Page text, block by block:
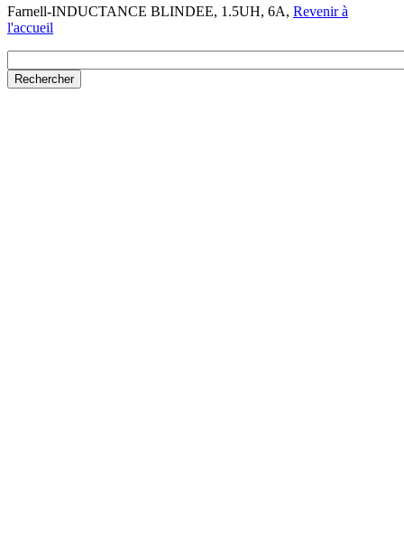
Farnell-INDUCTANCE BLINDEE, 1.5UH, 6A, Revenir à
l'accueil